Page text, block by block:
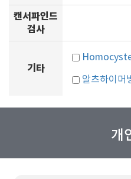
캔서파인드
검사
기타
알츠하이머
개